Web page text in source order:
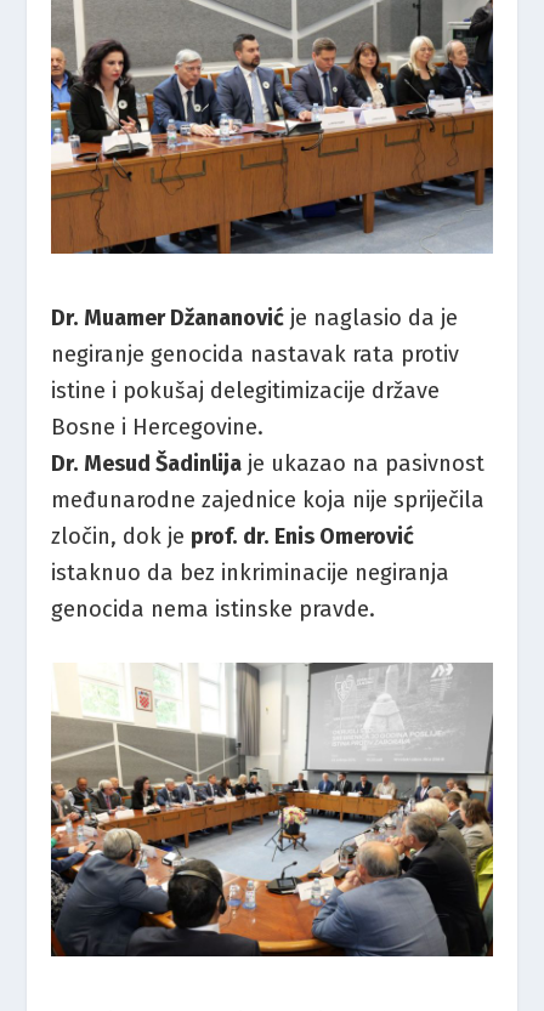
Dr. MuamerDžananović je naglasio da je
negiranje genocida nastavak rata protiv
istine i pokušaj delegitimizacije države
Bosne i Hercegovine.
Dr. MesudŠadinlija je ukazao na pasivnost
međunarodnezajednice koja nijespriječila
zločin, dok je prof. dr. Enis Omerović
istaknuo da bez inkriminacije negiranja
genocida nema istinske pravde.